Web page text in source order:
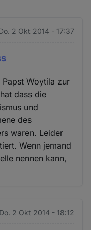
2 Okt 2014 - 17:37
Woytila zur
dass die
und
des
waren. Leider
Wenn jemand
nennen kann,
Do. 2 Okt 2014 - 18:12